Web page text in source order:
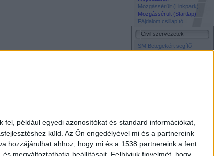
például egyedi azonosítókat és standard információkat,
küld. Az Ön engedélyével mi és a partnereink
hozzájárulhat ahhoz, hogy mi és a 1538 partnereink a fent
Mozgássérült (Linkpark)
Mozgássérült (Startlap)
Fájdalom csillapító
Civil szervezetek
SM Betegekért segítő
közösség Facebook oldala
Élet és Tudomány
Free TV
Interpress Magazin
National Geographic